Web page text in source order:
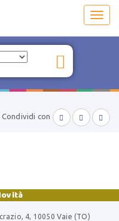
Condividi con   
4, 10050 Vaie (TO)